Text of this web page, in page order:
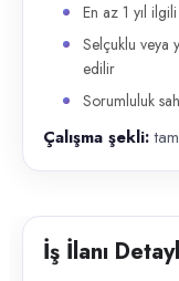
En az 1 yıl
Selçuklu veya
edilir
Sorumluluk
Çalışma şekli:
İş İlanı